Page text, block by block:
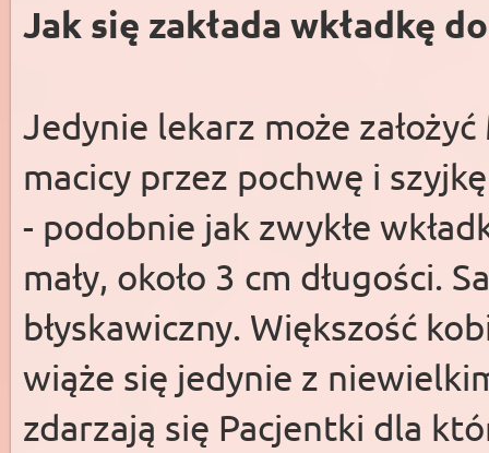
Jak się zakłada wkładkę
Jedynie lekarz może
macicy przez pochwę i
- podobnie jak zwykłe
mały, około 3 cm długości.
błyskawiczny. Większość
wiąże się jedynie z
zdarzają się Pacjentki dla